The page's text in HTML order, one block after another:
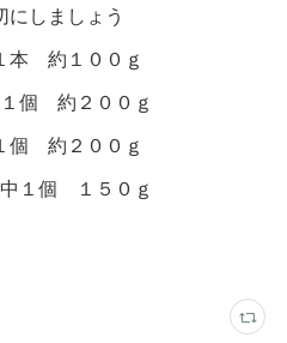
にしましょう
本 約１００ｇ
個 約２００ｇ
個 約２００ｇ
１個 １５０ｇ